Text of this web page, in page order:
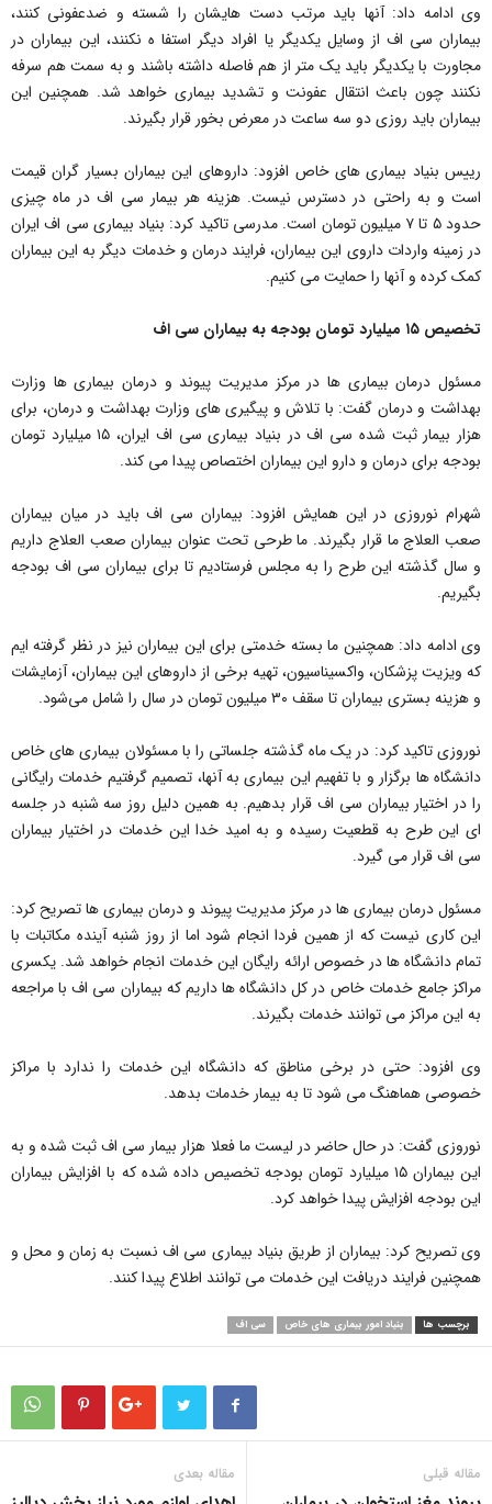
وی ادامه داد: آنها باید مرتب دست هایشان را شسته و ضدعفونی کنند،
بیماران سی اف از وسایل یکدیگر یا افراد دیگر استفا ه نکنند، این بیماران در
مجاورت با یکدیگر باید یک متر از هم فاصله داشته باشند و به سمت هم سرفه
نکنند چون باعث انتقال عفونت و تشدید بیماری خواهد شد. همچنین این
بیماران باید روزی دو سه ساعت در معرض بخور قرار بگیرند.
رییس بنیاد بیماری های خاص افزود: داروهای این بیماران بسیار گران قیمت
است و به راحتی در دسترس نیست. هزینه هر بیمار سی اف در ماه چیزی
حدود ۵ تا ۷ میلیون تومان است. مدرسی تاکید کرد: بنیاد بیماری سی اف ایران
در زمینه واردات داروی این بیماران، فرایند درمان و خدمات دیگر به این بیماران
کمک کرده و آنها را حمایت می کنیم.
تخصیص ۱۵ میلیارد تومان بودجه به بیماران سی اف
مسئول درمان بیماری ها در مرکز مدیریت پیوند و درمان بیماری ها وزارت
بهداشت و درمان گفت: با تلاش و پیگیری های وزارت بهداشت و درمان، برای
هزار بیمار ثبت شده سی اف در بنیاد بیماری سی اف ایران، ۱۵ میلیارد تومان
بودجه برای درمان و دارو این بیماران اختصاص پیدا می کند.
شهرام نوروزی در این همایش افزود: بیماران سی اف باید در میان بیماران
صعب العلاج ما قرار بگیرند. ما طرحی تحت عنوان بیماران صعب العلاج داریم
و سال گذشته این طرح را به مجلس فرستادیم تا برای بیماران سی اف بودجه
بگیریم.
وی ادامه داد: همچنین ما بسته خدمتی برای این بیماران نیز در نظر گرفته ایم
که ویزیت پزشکان، واکسیناسیون، تهیه برخی از داروهای این بیماران، آزمایشات
و هزینه بستری بیماران تا سقف ۳۰ میلیون تومان در سال را شامل می‌شود.
نوروزی تاکید کرد: در یک ماه گذشته جلساتی را با مسئولان بیماری های خاص
دانشگاه ها برگزار و با تفهیم این بیماری به آنها، تصمیم گرفتیم خدمات رایگانی
را در اختیار بیماران سی اف قرار بدهیم. به همین دلیل روز سه شنبه در جلسه
ای این طرح به قطعیت رسیده و به امید خدا این خدمات در اختیار بیماران
سی اف قرار می گیرد.
مسئول درمان بیماری ها در مرکز مدیریت پیوند و درمان بیماری ها تصریح کرد:
این کاری نیست که از همین فردا انجام شود اما از روز شنبه آینده مکاتبات با
تمام دانشگاه ها در خصوص ارائه رایگان این خدمات انجام خواهد شد. یکسری
مراکز جامع خدمات خاص در کل دانشگاه ها داریم که بیماران سی اف با مراجعه
به این مراکز می توانند خدمات بگیرند.
وی افزود: حتی در برخی مناطق که دانشگاه این خدمات را ندارد با مراکز
خصوصی هماهنگ می شود تا به بیمار خدمات بدهد.
نوروزی گفت: در حال حاضر در لیست ما فعلا هزار بیمار سی اف ثبت شده و به
این بیماران ۱۵ میلیارد تومان بودجه تخصیص داده شده که با افزایش بیماران
این بودجه افزایش پیدا خواهد کرد.
وی تصریح کرد: بیماران از طریق بنیاد بیماری سی اف نسبت به زمان و محل و
همچنین فرایند دریافت این خدمات می توانند اطلاع پیدا کنند.
برچسب ها بنیاد امور بیماری های خاص سی اف
مقاله قبلی مقاله بعدی